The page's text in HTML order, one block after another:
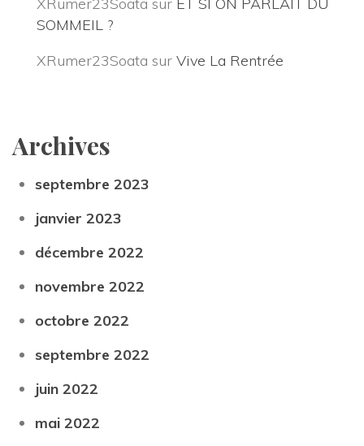
SOMMEIL ?
XRumer23Soata sur Vive La Rentrée
Archive
eptembre 2023
janvier 2023
décembre 2022
novembre 2022
octobre 2022
eptembre 2022
juin 2022
mai 2022